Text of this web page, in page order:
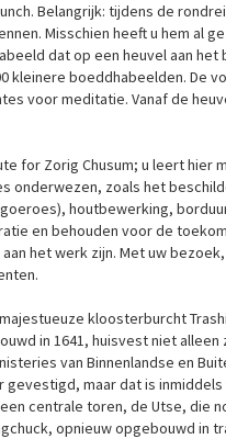
Belangrijk: tijdens de
Misschien heeft u hem al
dat op een heuvel aan het
kleinere boeddhabeelden. De
voor meditatie. Vanaf de
for Zorig Chusum; u leert hier
onderwezen, zoals het
houtbewerking,
en behouden voor de
het werk zijn. Met uw
kloosterburcht
in 1641, huisvest niet alleen
van Binnenlandse en
maar dat is
centrale toren, de Utse, die
opnieuw opgebouwd in